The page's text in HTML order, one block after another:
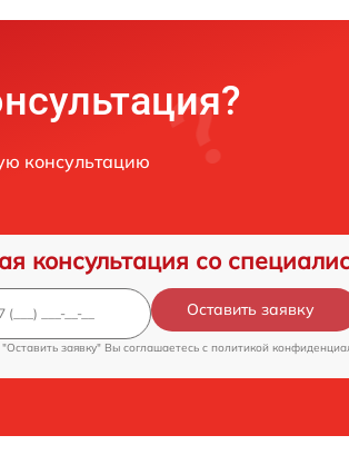
консультацию
консультация со
Оставить заявку
заявку" Вы соглашаетесь c политикой